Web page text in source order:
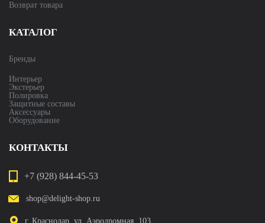
Возврат товара
КАТАЛОГ
Бренды
Интерьер
Экстерьер
Полировка
Защитные составы
Аксессуары
Оборудование
КОНТАКТЫ
+7 (928) 844-45-53
shop@delight-shop.ru
г. Краснодар, ул. Аэродромная, 103